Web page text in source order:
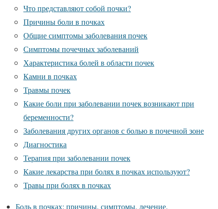
Что представляют собой почки?
Причины боли в почках
Общие симптомы заболевания почек
Симптомы почечных заболеваний
Характеристика болей в области почек
Камни в почках
Травмы почек
Какие боли при заболевании почек возникают при
беременности?
Заболевания других органов с болью в почечной зоне
Диагностика
Терапия при заболевании почек
Какие лекарства при болях в почках используют?
Травы при болях в почках
Боль в почках: причины, симптомы, лечение,